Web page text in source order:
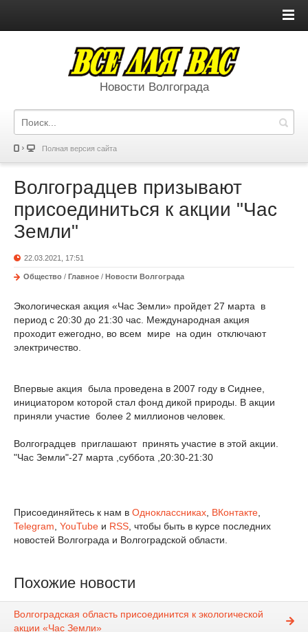
Новости Волгограда
Полная версия сайта
Волгоградцев призывают
присоединиться к акции "Час
Земли"
22.03.2021, 17:51
Общество / Главное / Новости Волгограда
Экологическая акция «Час Земли» пройдет 27 марта в
период с 20:30 до 21:30 час. Международная акция
проходит ежегодно, во всем мире на один отключают
электричество.
Впервые акция была проведена в 2007 году в Сиднее,
инициатором которой стал фонд дикой природы. В акции
приняли участие более 2 миллионов человек.
Волгоградцев приглашают принять участие в этой акции.
"Час Земли"-27 марта ,суббота ,20:30-21:30
Присоединяйтесь к нам в Одноклассниках ВКонтакте
Telegram YouTube и RSS , чтобы быть в курсе последних
новостей Волгограда и Волгоградской области.
Похожие новости
Волгоградская область присоединится к экологической
акции «Час Земли»